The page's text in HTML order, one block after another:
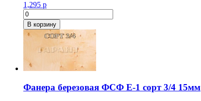
1,295 р
Количество
товара
Фанера
березовая
ФСФ
сорт
3/4
6мм
В корзину
Фанера березовая ФСФ Е-1 сорт 3/4 15мм